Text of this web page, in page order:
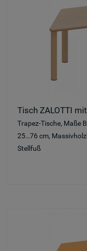
Tisch ZALOTTI
Trapez-Tische, Maße
25…76 cm,
Stellfuß